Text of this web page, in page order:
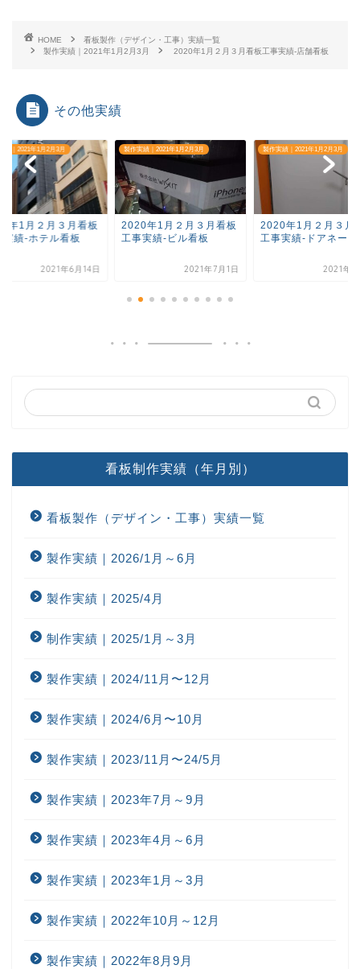
HOME
看板製作（デザイン・工事）実績一覧
製作実績｜2021年1月2月3月
2020年1月２月３月看板工事実績-店舗看板
その他実績
績｜2021年1月2月3月
年1月２月３月看板
実績-ホテル看板
2021年6月14日
製作実績｜2021年1月2月3月
2020年1月２月３月看板
工事実績-ビル看板
2021年7月1日
製作実績｜2021年1月2月3月
2020年1月２月３月
工事実績-ドアネーム
2021年7
看板制作実績（年月別）
看板製作（デザイン・工事）実績一覧
製作実績｜2026/1月～6月
製作実績｜2025/4月
制作実績｜2025/1月～3月
製作実績｜2024/11月〜12月
製作実績｜2024/6月〜10月
製作実績｜2023/11月〜24/5月
製作実績｜2023年7月～9月
製作実績｜2023年4月～6月
製作実績｜2023年1月～3月
製作実績｜2022年10月～12月
製作実績｜2022年8月9月